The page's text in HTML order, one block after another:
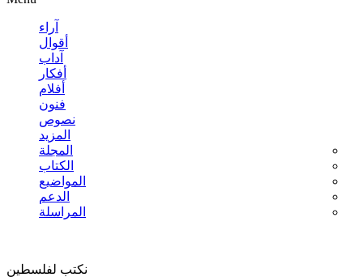
آراء
أقوال
آداب
أفكار
أفلام
فنون
نصوص
المزيد
المجلة
الكتاب
المواضيع
الدعم
المراسلة
نكتب لفلسطين